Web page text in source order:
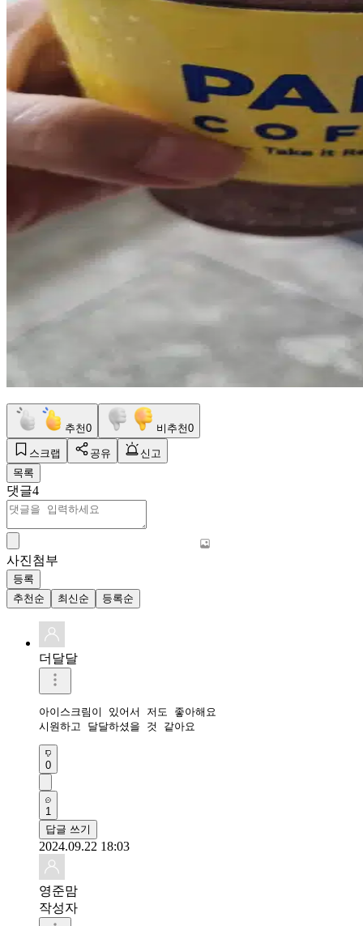
추천0 비추천0
스크랩 공유
신고
목록
댓글4
사진첨부
등록
추천순
최신순 등록순
더달달
아이스크림이 있어서 저도 좋아해요
시원하고 달달하셨을 것 같아요
0
1
답글 쓰기
2024.09.22 18:03
영준맘
작성자